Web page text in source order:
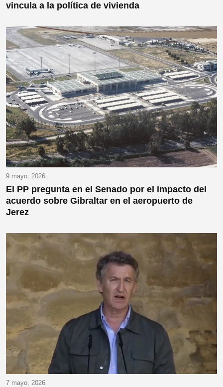
vincula a la política de vivienda
9 mayo, 2026
El PP pregunta en el Senado por el impacto del
acuerdo sobre Gibraltar en el aeropuerto de
Jerez
7 mayo, 2026